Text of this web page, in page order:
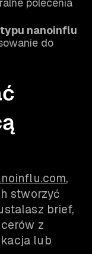
nanoinflu
do
,
stworzyć
brief,
z
lub